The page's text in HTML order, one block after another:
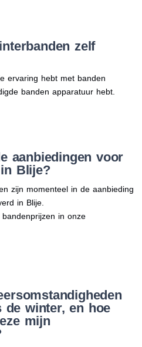
zelf
ervaring hebt met banden
banden apparatuur hebt.
aanbiedingen voor
Blije?
zijn momenteel in de aanbieding
in Blije.
in onze
winter, en hoe
mijn